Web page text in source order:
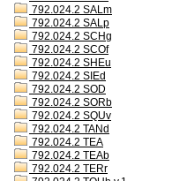
792.024.2 SALm
792.024.2 SALp
792.024.2 SCHg
792.024.2 SCOf
792.024.2 SHEu
792.024.2 SIEd
792.024.2 SOD
792.024.2 SORb
792.024.2 SQUv
792.024.2 TANd
792.024.2 TEA
792.024.2 TEAb
792.024.2 TERr